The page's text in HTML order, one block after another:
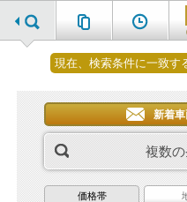
現在、検索条件に一致す
新着
複数
価格帯